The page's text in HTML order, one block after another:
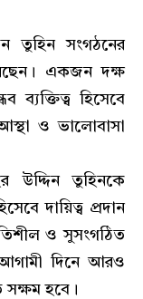
তুহিন সংগঠনের
একজন দক্ষ
ব্যক্তিত্ব হিসেবে
ও ভালোবাসা
উদ্দিন তুহিনকে
দায়িত্ব প্রদান
ও সুসংগঠিত
আগামী দিনে আরও
হবে।